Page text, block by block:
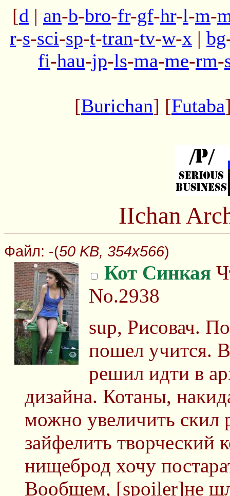
[d | an-b-bro-fr-gf-hr-l-m-
r-s-sci-sp-t-tran-tv-w-x | bg
fi-hau-jp-ls-ma-me-rm-
[Burichan] [Futaba
IIchan
Файл: -(50 KB, 354x566)
Кот Синкая
No.2938
sup, Рисовач.
пошел учится.
решил идти в
дизайна. Котаны,
можно увеличить скил
зайфелить творческий
нищеброд хочу
Вообщем, [spoiler]не